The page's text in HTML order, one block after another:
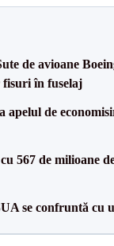
de avioane
fisuri în fuselaj
apelul de
567 de milioane
se confruntă cu